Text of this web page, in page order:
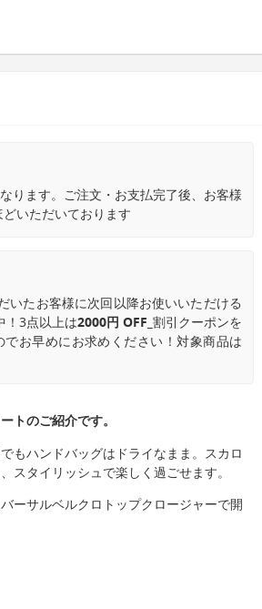
ります。ご注文・お支払完了後、お客様
いただいております
いたお客様に次回以降お使いいただける
！3点以上は2000円 OFF_ 割引クーポンを
お早めにお求めください！対象商品は
トのご紹介です。
もハンドバッグはドライなまま。スカロ
スタイリッシュで楽しく過ごせます。
ーサルベルクロトップクロージャーで開